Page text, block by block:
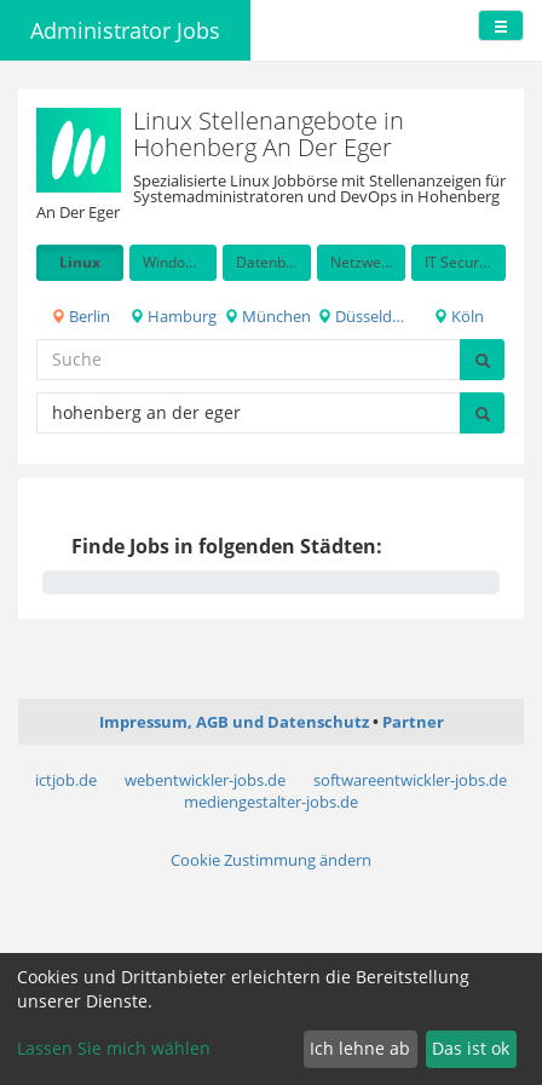
Administrator Jobs
Linux Stellenangebote in
Hohenberg An Der Eger
Spezialisierte Linux Jobbörse mit Stellenanzeigen für
Systemadministratoren und DevOps in Hohenberg
An Der Eger
Linux Windows Server Datenbanken Netzwerkadministration IT Security / Auditing
Berlin Hamburg München Düsseldorf Köln
Finde Jobs in folgenden Städten:
Impressum, AGB und Datenschutz Partner
ictjob.de webentwickler-jobs.de
softwareentwickler-jobs.de
mediengestalter-jobs.de
Cookie Zustimmung ändern
Cookies und Drittanbieter erleichtern die Bereitstellung
unserer Dienste.
Lassen Sie mich wählen Ich lehne ab Das ist ok